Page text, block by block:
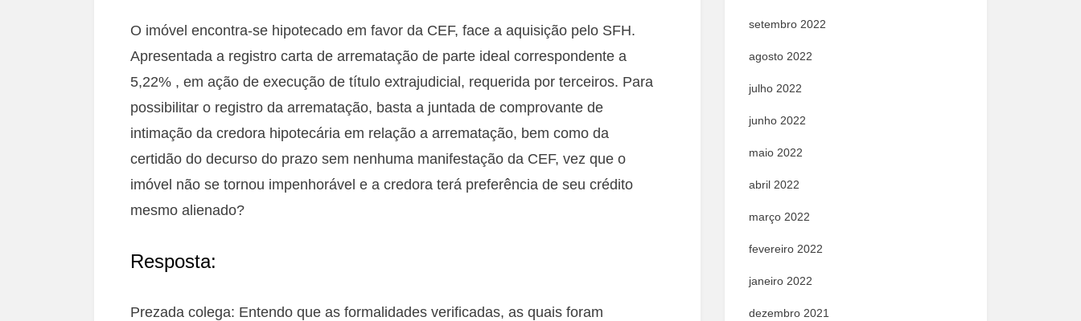
O imóvel encontra-se hipotecado em favor da CEF, face a aquisição pelo SFH.
Apresentada a registro carta de arrematação de parte ideal correspondente a
5,22% , em ação de execução de título extrajudicial, requerida por terceiros. Para
possibilitar o registro da arrematação, basta a juntada de comprovante de
intimação da credora hipotecária em relação a arrematação, bem como da
certidão do decurso do prazo sem nenhuma manifestação da CEF, vez que o
imóvel não se tornou impenhorável e a credora terá preferência de seu crédito
mesmo alienado?
Resposta:
Prezada colega: Entendo que as formalidades verificadas, as quais foram
setembro 2022
agosto 2022
julho 2022
junho 2022
maio 2022
abril 2022
março 2022
fevereiro 2022
janeiro 2022
dezembro 2021